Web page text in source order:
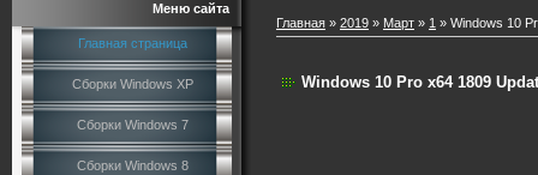
Меню сайта
Главная страница
Сборки Windows XP
Сборки Windows 7
Сборки Windows 8
Главная » 2019 » Март » 1 » Windows 10
Windows 10 Pro x64 1809